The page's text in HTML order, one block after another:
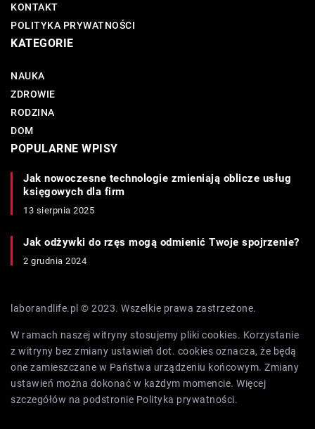
KONTAKT
POLITYKA PRYWATNOŚCI
KATEGORIE
NAUKA
ZDROWIE
RODZINA
DOM
POPULARNE WPISY
Jak nowoczesne technologie zmieniają oblicze usług
księgowych dla firm
13 sierpnia 2025
Jak odżywki do rzęs mogą odmienić Twoje spojrzenie?
2 grudnia 2024
laborandlife.pl © 2023. Wszelkie prawa zastrzeżone.
W ramach naszej witryny stosujemy pliki cookies. Korzystanie
z witryny bez zmiany ustawień dot. cookies oznacza, że będą
one zamieszczane w Państwa urządzeniu końcowym. Zmiany
ustawień można dokonać w każdym momencie. Więcej
szczegółów na podstronie Polityka prywatności.